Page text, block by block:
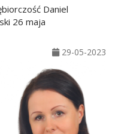
Daniel
26 maja
29-05-2023